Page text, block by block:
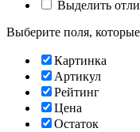
Выделить
Выберите поля, которые
Картинка
Артикул
Рейтинг
Цена
Остаток